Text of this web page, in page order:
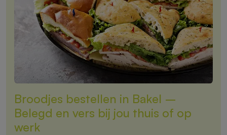
Broodjes bestellen in Bakel –
Belegd en vers bij jou thuis of op
werk